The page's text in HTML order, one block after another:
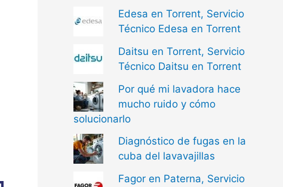
Edesa en Torrent, Servicio
Técnico Edesa en Torrent
Daitsu en Torrent, Servicio
Técnico Daitsu en Torrent
Por qué mi lavadora hace
mucho ruido y cómo
solucionarlo
Diagnóstico de fugas en la
cuba del lavavajillas
Fagor en Paterna, Servicio